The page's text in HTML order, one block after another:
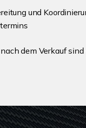
und
dem Verkauf